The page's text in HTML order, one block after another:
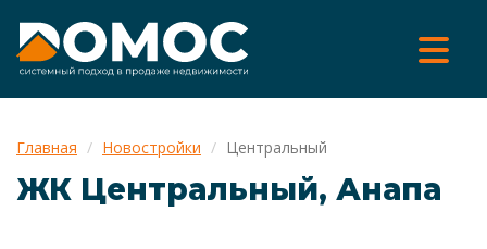
Главная Новостройки Центральный
ЖК Центральный, Анапа